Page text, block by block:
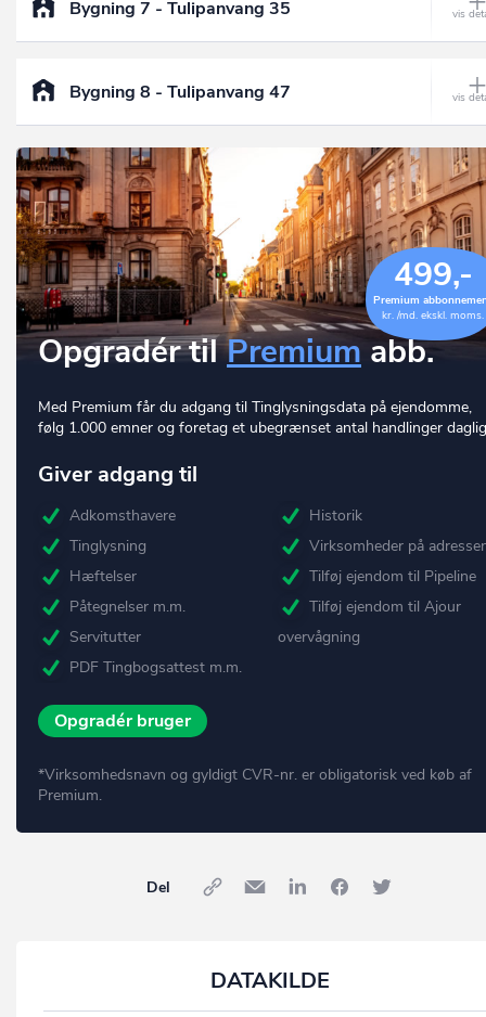
Bygning 7 - Tulipanvang 35
Bygning 8 - Tulipanvang 47
499,-
Premium
kr. /md. ekskl. moms.
Opgradér tilPremium abb.
Med Premium får du adgang til Tinglysningsdata på ejendomme,
følg 1.000 emner og foretag et ubegrænset antal handlinger
Giver adgang til
Adkomsthavere
Tinglysning
Hæftelser
Påtegnelser m.m.
Servitutter
PDF Tingbogsattest m.m.
Historik
Virksomheder på
Tilføj ejendom til Pipeline
Tilføj ejendom til Ajour
overvågning
Opgradér bruger
*Virksomhedsnavn og gyldigt CVR-nr. er obligatorisk ved køb af
Premium.
Del
DATAKILDE